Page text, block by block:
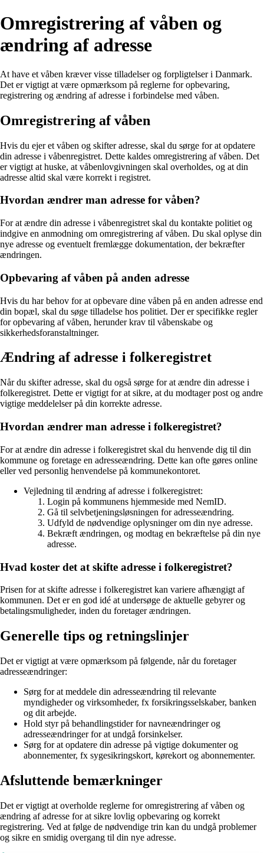
Omregistrering af våben og
ændring af adresse
At have et våben kræver visse tilladelser og forpligtelser i Danmark.
Det er vigtigt at være opmærksom på reglerne for opbevaring,
registrering og ændring af adresse i forbindelse med våben.
Omregistrering af våben
Hvis du ejer et våben og skifter adresse, skal du sørge for at opdatere
din adresse i våbenregistret. Dette kaldes omregistrering af våben. Det
er vigtigt at huske, at våbenlovgivningen skal overholdes, og at din
adresse altid skal være korrekt i registret.
Hvordan ændrer man adresse for våben?
For at ændre din adresse i våbenregistret skal du kontakte politiet og
indgive en anmodning om omregistrering af våben. Du skal oplyse din
nye adresse og eventuelt fremlægge dokumentation, der bekræfter
ændringen.
Opbevaring af våben på anden adresse
Hvis du har behov for at opbevare dine våben på en anden adresse end
din bopæl, skal du søge tilladelse hos politiet. Der er specifikke regler
for opbevaring af våben, herunder krav til våbenskabe og
sikkerhedsforanstaltninger.
Ændring af adresse i folkeregistret
Når du skifter adresse, skal du også sørge for at ændre din adresse i
folkeregistret. Dette er vigtigt for at sikre, at du modtager post og andre
vigtige meddelelser på din korrekte adresse.
Hvordan ændrer man adresse i folkeregistret?
For at ændre din adresse i folkeregistret skal du henvende dig til din
kommune og foretage en adresseændring. Dette kan ofte gøres online
eller ved personlig henvendelse på kommunekontoret.
Vejledning til ændring af adresse i folkeregistret:
Login på kommunens hjemmeside med NemID.
Gå til selvbetjeningsløsningen for adresseændring.
Udfyld de nødvendige oplysninger om din nye adresse.
Bekræft ændringen, og modtag en bekræftelse på din nye
adresse.
Hvad koster det at skifte adresse i folkeregistret?
Prisen for at skifte adresse i folkeregistret kan variere afhængigt af
kommunen. Det er en god idé at undersøge de aktuelle gebyrer og
betalingsmuligheder, inden du foretager ændringen.
Generelle tips og retningslinjer
Det er vigtigt at være opmærksom på følgende, når du foretager
adresseændringer:
Sørg for at meddele din adresseændring til relevante
myndigheder og virksomheder, fx forsikringsselskaber, banken
og dit arbejde.
Hold styr på behandlingstider for navneændringer og
adresseændringer for at undgå forsinkelser.
Sørg for at opdatere din adresse på vigtige dokumenter og
abonnementer, fx sygesikringskort, kørekort og abonnementer.
Afsluttende bemærkninger
Det er vigtigt at overholde reglerne for omregistrering af våben og
ændring af adresse for at sikre lovlig opbevaring og korrekt
registrering. Ved at følge de nødvendige trin kan du undgå problemer
og sikre en smidig overgang til din nye adresse.